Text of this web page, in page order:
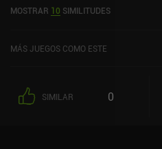
y de 4,6 sobre 5,0 en la App Store de
MOSTRAR 10 SIMILITUDES
MÁS JUEGOS COMO ESTE
SIMILAR 0